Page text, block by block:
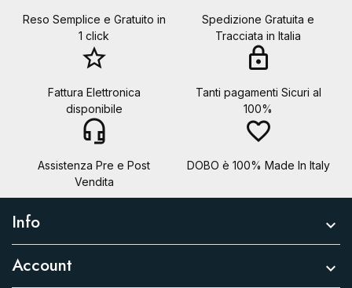
Reso Semplice e Gratuito in
1 click
Spedizione Gratuita e
Tracciata in Italia
star_border
Fattura Elettronica
disponibile
lock
Tanti pagamenti Sicuri al
100%
headset_mic
Assistenza Pre e Post
Vendita
favorite_border
DOBO è 100% Made In Italy
Info 
Account 